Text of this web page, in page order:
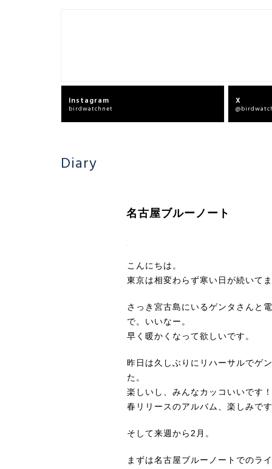
Instagram
birdwatchnet
X
Diary
名古屋ブルーノート
こんにちは。
東京は相変わらず寒い日が続いて
さっき宮古島にいるゲンタさんと
で。いいなー。
早く暖かくなって欲しいです。
昨日は久しぶりにリハーサルでゲ
た。
楽しいし、みんなカッコいいです！
春リリースのアルバム、楽しみで
そして来週から2月。
まずは名古屋ブルーノートでのラ